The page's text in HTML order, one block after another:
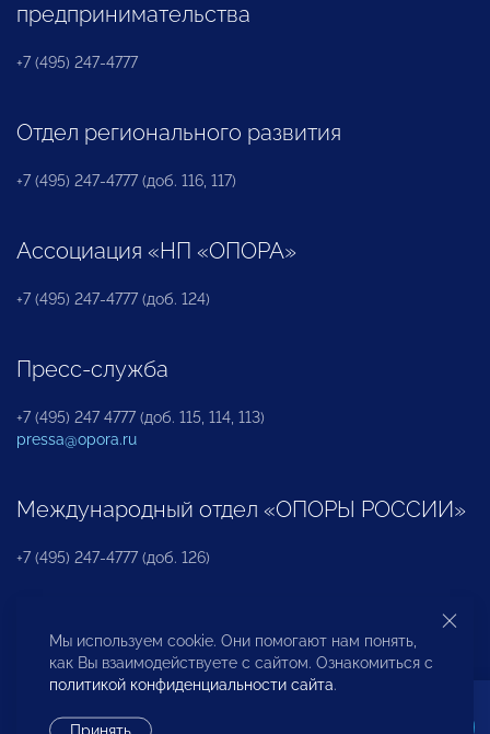
предпринимательства
+7 (495) 247-4777
Отдел регионального развития
+7 (495) 247-4777 (доб. 116, 117)
Ассоциация «НП «ОПОРА»
+7 (495) 247-4777 (доб. 124)
Пресс-служба
+7 (495) 247 4777 (доб. 115, 114, 113)
pressa@opora.ru
Международный отдел «ОПОРЫ РОССИИ»
+7 (495) 247-4777 (доб. 126)
Бюро по защите прав предпринимателей и
инвесторов
Мы используем cookie. Они помогают нам понять,
как Вы взаимодействуете с сайтом. Ознакомиться с
политикой конфиденциальности сайта.
Принять